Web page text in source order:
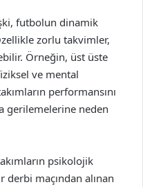
futbolun dinamik
zorlu takvimler,
Örneğin, üst üste
ve mental
performansını
gerilemelerine neden
psikolojik
maçından alınan